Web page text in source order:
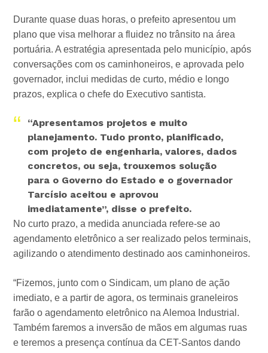
Durante quase duas horas, o prefeito apresentou um
plano que visa melhorar a fluidez no trânsito na área
portuária. A estratégia apresentada pelo município, após
conversações com os caminhoneiros, e aprovada pelo
governador, inclui medidas de curto, médio e longo
prazos, explica o chefe do Executivo santista.
“Apresentamos projetos e muito
planejamento. Tudo pronto, planificado,
com projeto de engenharia, valores, dados
concretos, ou seja, trouxemos solução
para o Governo do Estado e o governador
Tarcísio aceitou e aprovou
imediatamente”, disse o prefeito.
No curto prazo, a medida anunciada refere-se ao
agendamento eletrônico a ser realizado pelos terminais,
agilizando o atendimento destinado aos caminhoneiros.
“Fizemos, junto com o Sindicam, um plano de ação
imediato, e a partir de agora, os terminais graneleiros
farão o agendamento eletrônico na Alemoa Industrial.
Também faremos a inversão de mãos em algumas ruas
e teremos a presença contínua da CET-Santos dando